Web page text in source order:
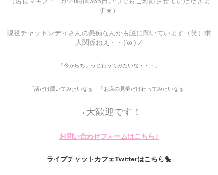
す★）
現役チャットレディさんの愚痴なんかも謎に聞いています（笑）求
人関係ねえ・・(‘ω’)ノ
「今からちょっと行ってみたいな・・・」
「話だけ聞いてみたいなぁ」「お店の見学だけ行ってみたいなぁ」
→大歓迎です！
お問い合わせフォームはこちら♪
ライブチャットカフェTwitterはこちら🐤